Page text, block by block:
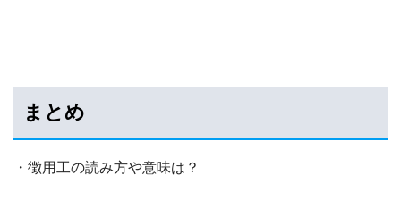
まとめ
・徴用工の読み方や意味は？